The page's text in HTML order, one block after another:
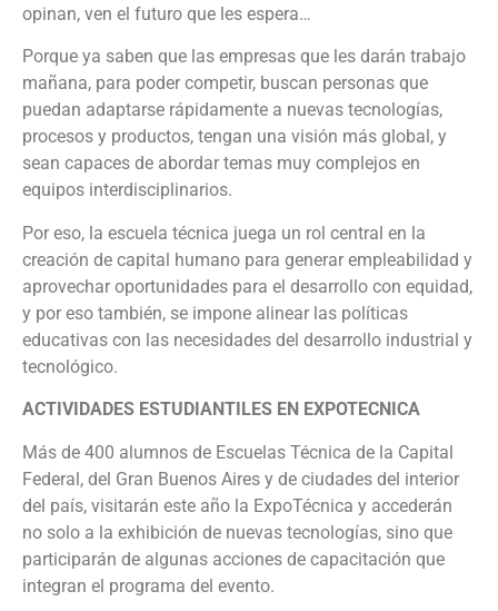
opinan, ven el futuro que les espera…
Porque ya saben que las empresas que les darán trabajo
mañana, para poder competir, buscan personas que
puedan adaptarse rápidamente a nuevas tecnologías,
procesos y productos, tengan una visión más global, y
sean capaces de abordar temas muy complejos en
equipos interdisciplinarios.
Por eso, la escuela técnica juega un rol central en la
creación de capital humano para generar empleabilidad y
aprovechar oportunidades para el desarrollo con equidad,
y por eso también, se impone alinear las políticas
educativas con las necesidades del desarrollo industrial y
tecnológico.
ACTIVIDADES ESTUDIANTILES EN EXPOTECNICA
Más de 400 alumnos de Escuelas Técnica de la Capital
Federal, del Gran Buenos Aires y de ciudades del interior
del país, visitarán este año la ExpoTécnica y accederán
no solo a la exhibición de nuevas tecnologías, sino que
participarán de algunas acciones de capacitación que
integran el programa del evento.